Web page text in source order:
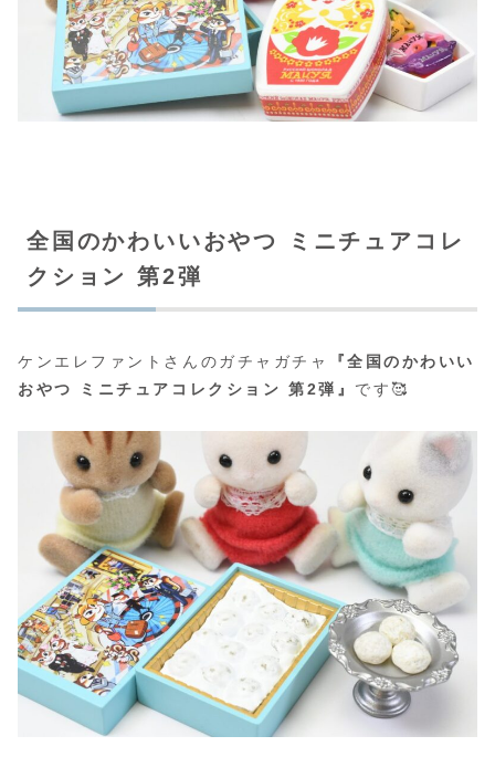
全国のかわいいおやつ ミニチュアコレ
クション 第2弾
ケンエレファントさんのガチャガチャ
『全国のかわいい
おやつ ミニチュアコレクション 第2弾』 です🥰